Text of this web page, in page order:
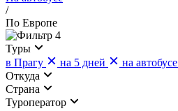
/
По Европе
4
Туры
в Прагу
на 5 дней на автобусе
Откуда
Страна
Туроператор